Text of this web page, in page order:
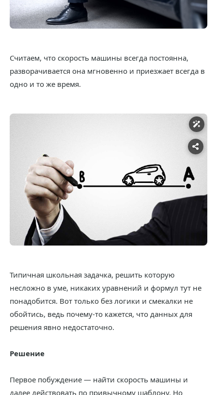
Считаем, что скорость машины всегда постоянна,
разворачивается она мгновенно и приезжает всегда в
одно и то же время.
Типичная школьная задачка, решить которую
несложно в уме, никаких уравнений и формул тут не
понадобится. Вот только без логики и смекалки не
обойтись, ведь почему-то кажется, что данных для
решения явно недостаточно.
Решение
Первое побуждение — найти скорость машины и
далее действовать по привычному шаблону. Но